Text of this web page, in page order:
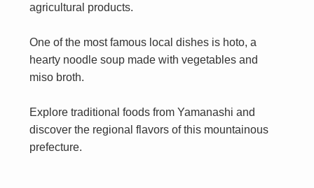
agricultural products.
One of the most famous local dishes is hoto, a
hearty noodle soup made with vegetables and
miso broth.
Explore traditional foods from Yamanashi and
discover the regional flavors of this mountainous
prefecture.